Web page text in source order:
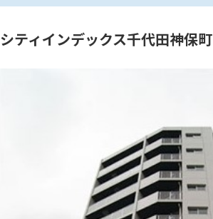
シティインデックス千代田神保町